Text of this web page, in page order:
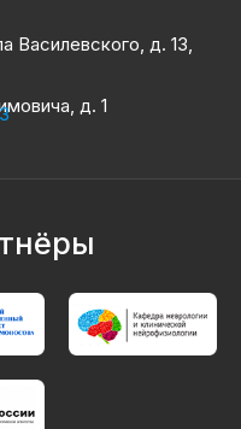
Василевского, д. 13,
д. 1